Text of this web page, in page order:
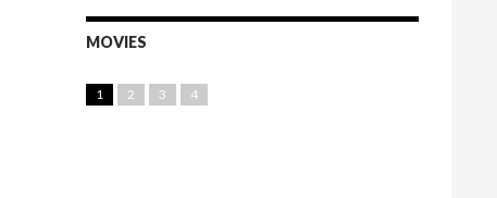
MOVIES
1 2 3 4